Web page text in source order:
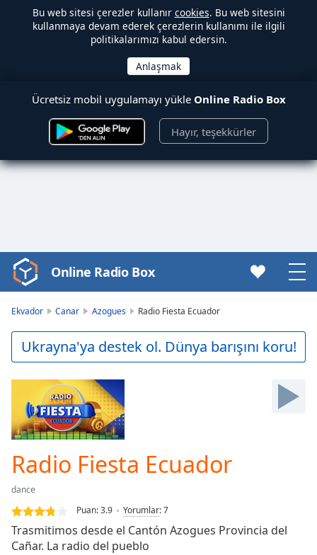
Bu web sitesi çerezler kullanır cookies. Bu web sitesini
kullanmaya devam ederek çerezlerin kullanımı ile ilgili
politikalarımızı kabul edersin.
Ücretsiz mobil uygulamayı yükle Online Radio Box
Hayır, teşekkürler
Video
Player
Play
Video
Backward
Skip
Forward
Mute
Current
Time0:00
Loaded:
0.00%
Stream
Online Radio Box
Ekvador Canar Azogues Radio Fiesta Ecuador
Ukrayna'ya destek ol. Dünya barışını koru!
Radio Fiesta Ecuador
dance
Puan:3.9 Yorumlar:7
Trasmitimos desde el Cantón Azogues Provincia del
Cañar. La radio del pueblo